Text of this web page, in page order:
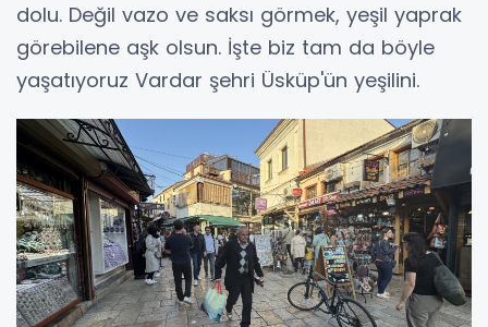
dolu. Değil vazo ve saksı görmek, yeşil yaprak
görebilene aşk olsun. İşte biz tam da böyle
yaşatıyoruz Vardar şehri Üsküp'ün yeşilini.